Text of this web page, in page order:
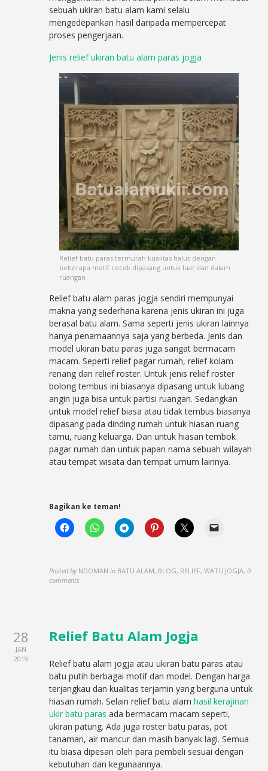
sebuah ukiran batu alam kami selalu
mengedepankan hasil daripada mempercepat
proses pengerjaan.
Jenis relief ukiran batu alam paras jogja
Relief batu paras termurah kualitas halus dengan
beberapa motif cocok dipasang untuk luar dan dalam
ruangan
Relief batu alam paras jogja sendiri mempunyai
makna yang sederhana karena jenis ukiran ini juga
berasal batu alam. Sama seperti jenis ukiran lainnya
hanya penamaannya saja yang berbeda. Jenis dan
model ukiran batu paras juga sangat bermacam
macam. Seperti relief pagar rumah, relief kolam
renang dan relief roster. Untuk jenis relief roster
bolong tembus ini biasanya dipasang untuk lubang
angin juga bisa untuk partisi ruangan. Sedangkan
untuk model relief biasa atau tidak tembus biasanya
dipasang pada dinding rumah untuk hiasan ruang
tamu, ruang keluarga. Dan untuk hiasan tembok
pagar rumah dan untuk papan nama sebuah wilayah
atau tempat wisata dan tempat umum lainnya.
Bagikan ke teman!
Posted by NDOMAN in BATU ALAM, BLOG, RELIEF, WATU JOGJA,0
comments
28
JAN
2019
Relief Batu Alam Jogja
Relief batu alam jogja atau ukiran batu paras atau
batu putih berbagai motif dan model. Dengan harga
terjangkau dan kualitas terjamin yang berguna untuk
hiasan rumah. Selain relief batu alamhasil kerajinan
ukir batu paras ada bermacam macam seperti,
ukiran patung. Ada juga roster batu paras, pot
tanaman, air mancur dan masih banyak lagi. Semua
itu biasa dipesan oleh para pembeli sesuai dengan
kebutuhan dan kegunaannya.